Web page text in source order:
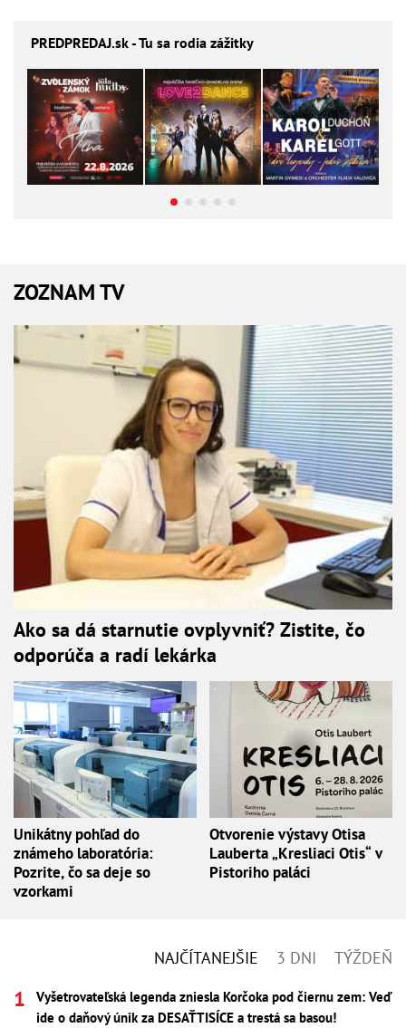
PREDPREDAJ.sk - Tu sa rodia zážitky
ZOZNAM TV
Ako sa dá starnutie ovplyvniť? Zistite, čo
odporúča a radí lekárka
Unikátny pohľad do
známeho laboratória:
Pozrite, čo sa deje so
vzorkami
Otvorenie výstavy Otisa
Lauberta „Kresliaci Otis“ v
Pistoriho paláci
NAJČÍTANEJŠIE 3 DNI TÝŽDEŇ
Vyšetrovateľská legenda zniesla Korčoka pod čiernu zem: Veď
ide o daňový únik za DESAŤTISÍCE a trestá sa basou!